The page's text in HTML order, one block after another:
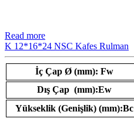
Read more
K 12*16*24 NSC Kafes Rulman
İç Çap Ø (mm): Fw
Dış Çap (mm):Ew
Yükseklik (Genişlik) (mm):Bc